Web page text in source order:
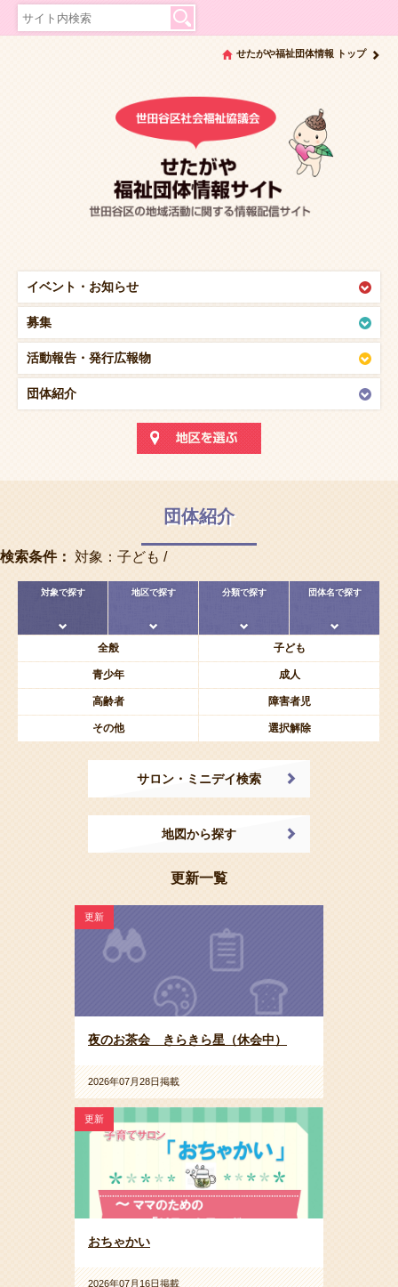
イベント・ お知らせ
募集
活動報告・ 発行広報物
団体紹介
せたがや福祉団体情報 トップ
団体紹介
検索条件： 対象：子ども /
対象で探す 地区で探す 分類で探す 団体名で探す
全般 子ども
青少年 成人
高齢者 障害者児
その他 選択解除
サロン・ミニデイ検索
地図から探す
更新一覧
更新
夜のお茶会 きらきら星（休会中）
2026年07月28日掲載
更新
おちゃかい
2026年07月16日掲載